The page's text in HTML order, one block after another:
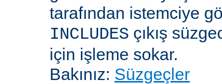
tarafından istemciye
INCLUDES çıkış
için işleme sokar.
Bakınız: Süzgeçler